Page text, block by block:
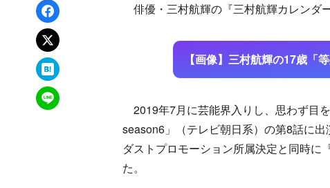
Facebookでシェア
xでポスト
はてなブックマーク
LINEで送る
俳優・三村航輝の『三村航輝カレンダ
【画像】三村航輝の17歳「
2019年7月に芸能界入りし、思わず目
season6」（テレビ朝日系）の第8話に
ダストプロモーション所属決定と同時に
た。